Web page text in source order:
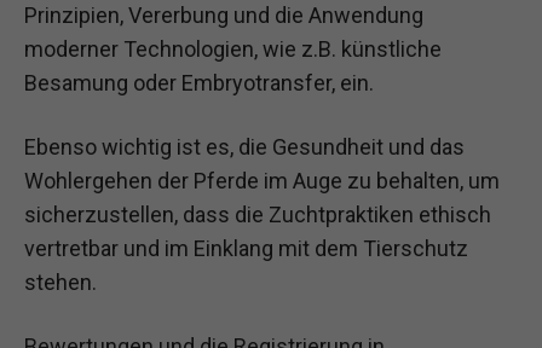
Prinzipien, Vererbung und die Anwendung
moderner Technologien, wie z.B. künstliche
Besamung oder Embryotransfer, ein.
Ebenso wichtig ist es, die Gesundheit und das
Wohlergehen der Pferde im Auge zu behalten, um
sicherzustellen, dass die Zuchtpraktiken ethisch
vertretbar und im Einklang mit dem Tierschutz
stehen.